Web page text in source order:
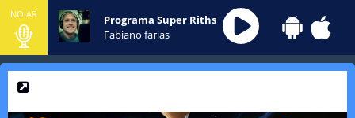
NO AR
Programa Super Riths
Fabiano farias